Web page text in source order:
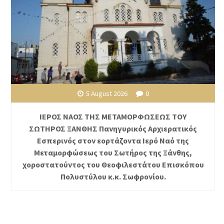
5 August 2026 0
ΙΕΡΟΣ ΝΑΟΣ ΤΗΣ ΜΕΤΑΜΟΡΦΩΣΕΩΣ ΤΟΥ
ΣΩΤΗΡΟΣ ΞΑΝΘΗΣ Πανηγυρικός Αρχιερατικός
Εσπερινός στον εορτάζοντα Ιερό Ναό της
Μεταμορφώσεως του Σωτήρος της Ξάνθης,
χοροστατούντος του Θεοφιλεστάτου Επισκόπου
Πολυστύλου κ.κ. Σωφρονίου.